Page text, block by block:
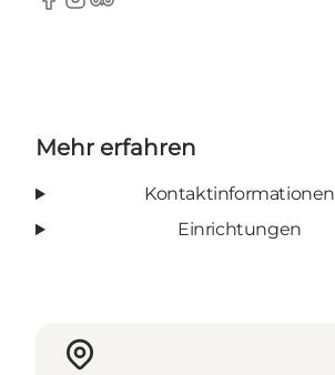
Facebook
Instagram
Tripadvisor
Mehr erfahren
Kontaktinformationen
Einrichtungen